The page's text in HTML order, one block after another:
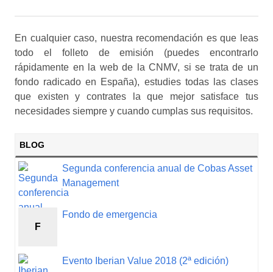
En cualquier caso, nuestra recomendación es que leas
todo el folleto de emisión (puedes encontrarlo
rápidamente en la web de la CNMV, si se trata de un
fondo radicado en España), estudies todas las clases
que existen y contrates la que mejor satisface tus
necesidades siempre y cuando cumplas sus requisitos.
BLOG
Segunda conferencia anual de Cobas Asset
Management
F
Fondo de emergencia
Evento Iberian Value 2018 (2ª edición)